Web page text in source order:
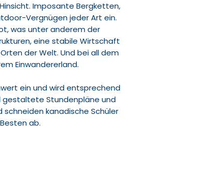
Imposante Bergketten,
Vergnügen jeder Art ein.
was unter anderem der
eine stabile Wirtschaft
der Welt. Und bei all dem
Einwandererland.
ein und wird entsprechend
gestaltete Stundenpläne und
schneiden kanadische Schüler
ab.